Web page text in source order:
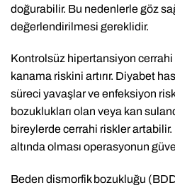
doğurabilir. Bu nedenlerle göz
değerlendirilmesi gereklidir.
Kontrolsüz hipertansiyon cerrahi
kanama riskini artırır. Diyabet
süreci yavaşlar ve enfeksiyon
bozuklukları olan veya kan
bireylerde cerrahi riskler artabilir.
altında olması operasyonun
Beden dismorfik bozukluğu